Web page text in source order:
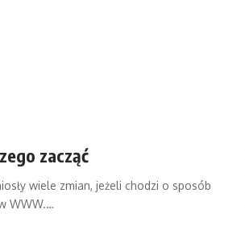
zacząć
wiele zmian, jeżeli chodzi o sposób
WWW.…